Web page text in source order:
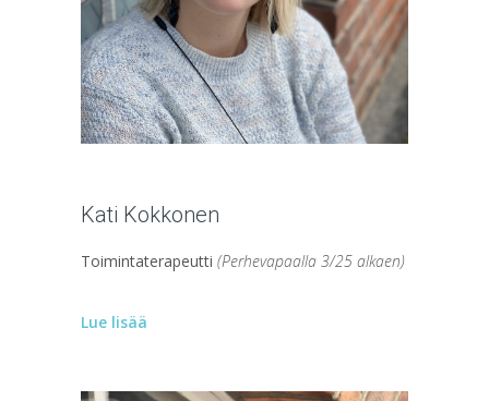
Kati Kokkonen
Toimintaterapeutti (Perhevapaalla 3/25 alkaen)
Lue lisää